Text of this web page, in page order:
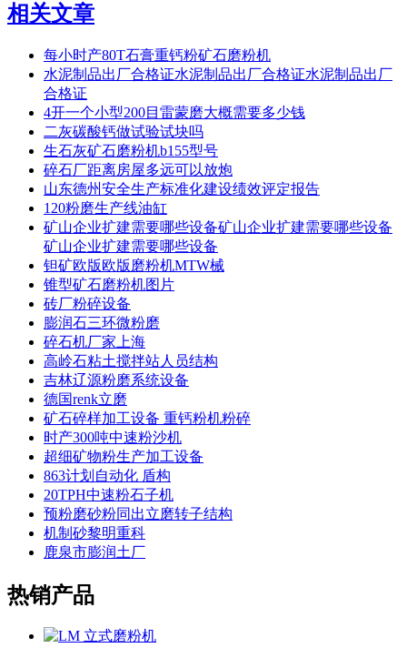
相关文章
每小时产80T石膏重钙粉矿石磨粉机
水泥制品出厂合格证水泥制品出厂合格证水泥制品出厂
合格证
4开一个小型200目雷蒙磨大概需要多少钱
二灰碳酸钙做试验试块吗
生石灰矿石磨粉机b155型号
碎石厂距离房屋多远可以放炮
山东德州安全生产标准化建设绩效评定报告
120粉磨生产线油缸
矿山企业扩建需要哪些设备矿山企业扩建需要哪些设备
矿山企业扩建需要哪些设备
钽矿欧版欧版磨粉机MTW械
锥型矿石磨粉机图片
砖厂粉碎设备
膨润石三环微粉磨
碎石机厂家上海
高岭石粘土搅拌站人员结构
吉林辽源粉磨系统设备
德国renk立磨
矿石碎样加工设备 重钙粉机粉碎
时产300吨中速粉沙机
超细矿物粉生产加工设备
863计划自动化 盾构
20TPH中速粉石子机
预粉磨砂粉同出立磨转子结构
机制砂黎明重科
鹿泉市膨润土厂
热销产品